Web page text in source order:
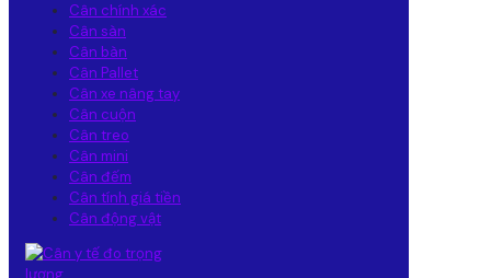
Cân chính xác
Cân sàn
Cân bàn
Cân Pallet
Cân xe nâng tay
Cân cuộn
Cân treo
Cân mini
Cân đếm
Cân tính giá tiền
Cân động vật